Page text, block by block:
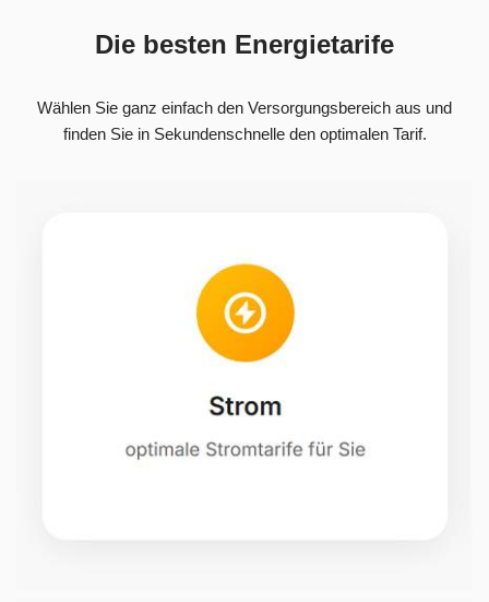
Die besten Energietarife
Wählen Sie ganz einfach den Versorgungsbereich aus und
finden Sie in Sekundenschnelle den optimalen Tarif.